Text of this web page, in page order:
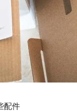
配件